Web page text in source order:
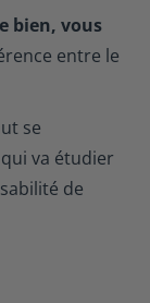
bien, vous
entre le
se
qui va étudier
de